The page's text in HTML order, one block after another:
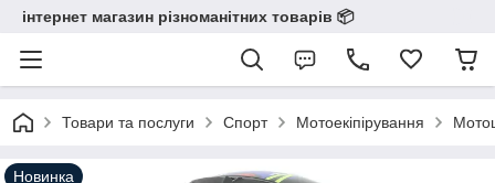
інтернет магазин різноманітних товарів 📦️️️️️️
Товари та послуги Спорт Мотоекіпірування
Новинка